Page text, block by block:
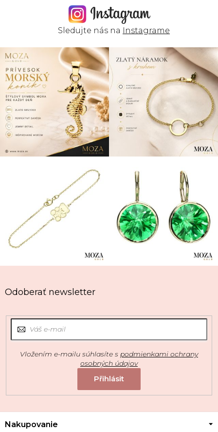
Sledujte nás na Instagrame
Odoberať newsletter
Vložením e-mailu súhlasíte s podmienkami ochrany
osobných údajov
Z
Nakupovanie